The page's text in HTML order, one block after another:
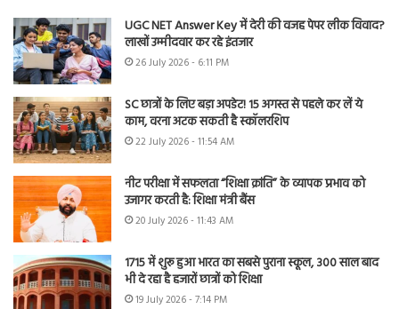
UGC NET Answer Key में देरी की वजह पेपर लीक विवाद?
लाखों उम्मीदवार कर रहे इंतजार
26 July 2026 - 6:11 PM
SC छात्रों के लिए बड़ा अपडेट! 15 अगस्त से पहले कर लें ये
काम, वरना अटक सकती है स्कॉलरशिप
22 July 2026 - 11:54 AM
नीट परीक्षा में सफलता “शिक्षा क्रांति” के व्यापक प्रभाव को
उजागर करती है: शिक्षा मंत्री बैंस
20 July 2026 - 11:43 AM
1715 में शुरू हुआ भारत का सबसे पुराना स्कूल, 300 साल बाद
भी दे रहा है हजारों छात्रों को शिक्षा
19 July 2026 - 7:14 PM